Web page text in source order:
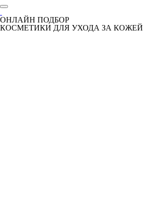
ОНЛАЙН ПОДБОР
КОСМЕТИКИ ДЛЯ УХОДА ЗА КОЖЕЙ